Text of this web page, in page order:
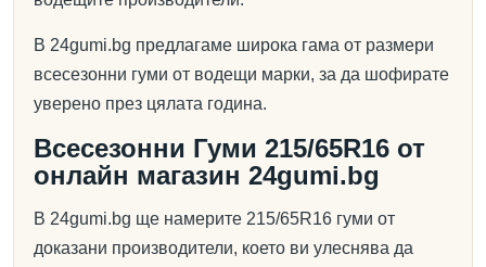
В 24gumi.bg предлагаме широка гама от размери
всесезонни гуми от водещи марки, за да шофирате
уверено през цялата година.
Всесезонни Гуми 215/65R16 от
онлайн магазин 24gumi.bg
В 24gumi.bg ще намерите 215/65R16 гуми от
доказани производители, което ви улеснява да